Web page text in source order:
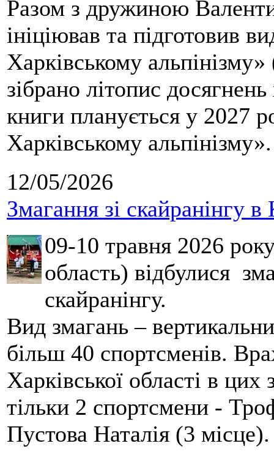
Разом з дружиною
ініціював та підготовив
Харківському
зібрано літопис
книги планується у 2027
Харківському альпінізму».
12/05/2026
Змагання зі скайранінгу в
09-10 травня 2026
область) відбулися
скайранінгу.
Вид змагань –
більш 40 спортсменів.
Харківської області в
тільки 2 спортсмени -
Пустова Наталія (3 місце).